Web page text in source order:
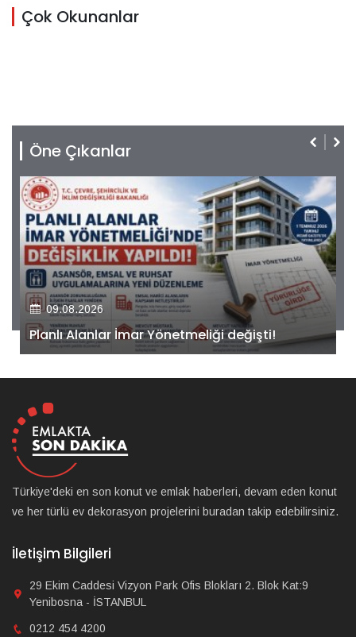
Çok Okunanlar
Öne Çıkanlar
09.08.2026
Kiler GYO’dan Pendik Dolayoba projesiyle ilgili
önemli adım!
Türkiye'deki en son konut ve emlak haberleri, devam eden konut
ve her türlü ev dekorasyon projelerini buradan takip edebilirsiniz.
İletişim Bilgileri
29 Ekim Caddesi Vizyon Park Ofis Blokları 2. Blok Kat:9
Yenibosna - İSTANBUL
0212 454 4200